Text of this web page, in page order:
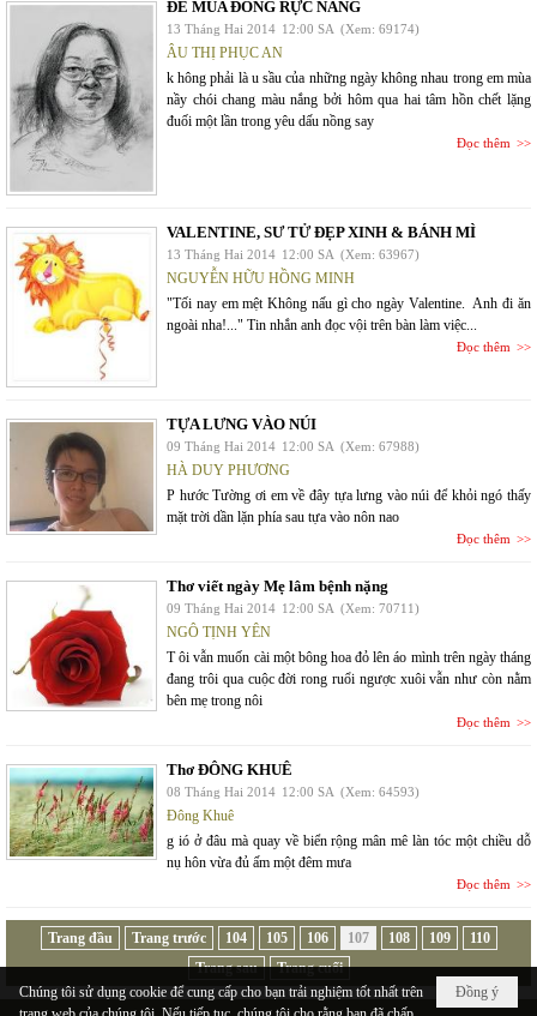
ĐỂ MÙA ĐÔNG RỰC NẮNG
13 Tháng Hai 2014 12:00 SA (Xem: 69174)
ÂU THỊ PHỤC AN
k hông phải là u sầu của những ngày không nhau trong em mùa
nầy chói chang màu nắng bởi hôm qua hai tâm hồn chết lặng
đuối một lần trong yêu dấu nồng say
Đọc thêm
VALENTINE, SƯ TỬ ĐẸP XINH & BÁNH MÌ
13 Tháng Hai 2014 12:00 SA (Xem: 63967)
NGUYỄN HỮU HỒNG MINH
"Tối nay em mệt Không nấu gì cho ngày Valentine. Anh đi ăn
ngoài nha!..." Tin nhắn anh đọc vội trên bàn làm việc...
Đọc thêm
TỰA LƯNG VÀO NÚI
09 Tháng Hai 2014 12:00 SA (Xem: 67988)
HÀ DUY PHƯƠNG
P hước Tường ơi em về đây tựa lưng vào núi để khỏi ngó thấy
mặt trời dần lặn phía sau tựa vào nôn nao
Đọc thêm
Thơ viết ngày Mẹ lâm bệnh nặng
09 Tháng Hai 2014 12:00 SA (Xem: 70711)
NGÔ TỊNH YÊN
T ôi vẫn muốn cài một bông hoa đỏ lên áo mình trên ngày tháng
đang trôi qua cuộc đời rong ruổi ngược xuôi vẫn như còn nằm
bên mẹ trong nôi
Đọc thêm
Thơ ĐÔNG KHUÊ
08 Tháng Hai 2014 12:00 SA (Xem: 64593)
Đông Khuê
g ió ở đâu mà quay về biển rộng mân mê làn tóc một chiều dỗ
nụ hôn vừa đủ ấm một đêm mưa
Đọc thêm
Trang đầu Trang trước 104 105 106 107 108 109
110
Trang sau
Trang cuối
Đồng ý
Chúng tôi sử dụng cookie để cung cấp cho bạn trải nghiệm tốt nhất trên